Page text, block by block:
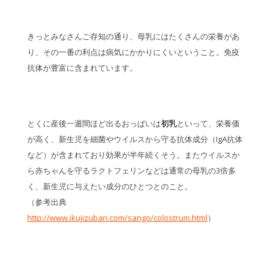
きっとみなさんご存知の通り、母乳にはたくさんの栄養があ
り、その一番の利点は病気にかかりにくいということ。免疫
抗体が豊富に含まれています。
とくに産後一週間ほど出るおっぱいは初乳といって、栄養価
が高く、新生児を細菌やウイルスから守る抗体成分（IgA抗体
など）が含まれており効果が半年続くそう。またウイルスか
ら赤ちゃんを守るラクトフェリンなどは通常の母乳の3倍多
く、新生児に与えたい成分のひとつとのこと。
（参考出典
http://www.ikujizubari.com/sango/colostrum.html）